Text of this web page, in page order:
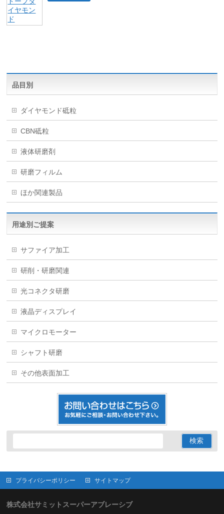
品目別
ダイヤモンド砥粒
CBN砥粒
液体研磨剤
研磨フィルム
ほか関連製品
用途別ご提案
サファイア加工
研削・研磨関連
光コネクタ研磨
液晶ディスプレイ
マイクロモーター
シャフト研磨
その他表面加工
プライバシーポリシー サイトマップ
株式会社サミットスーパーアブレーシブ